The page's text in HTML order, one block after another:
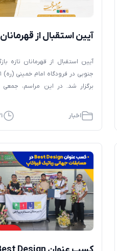
آیین استقبال از
آیین استقبال از قهرمانان تازه
برگزار شد. در این مراسم، جمعی
حضور داشتند.
اخبار ۳۱